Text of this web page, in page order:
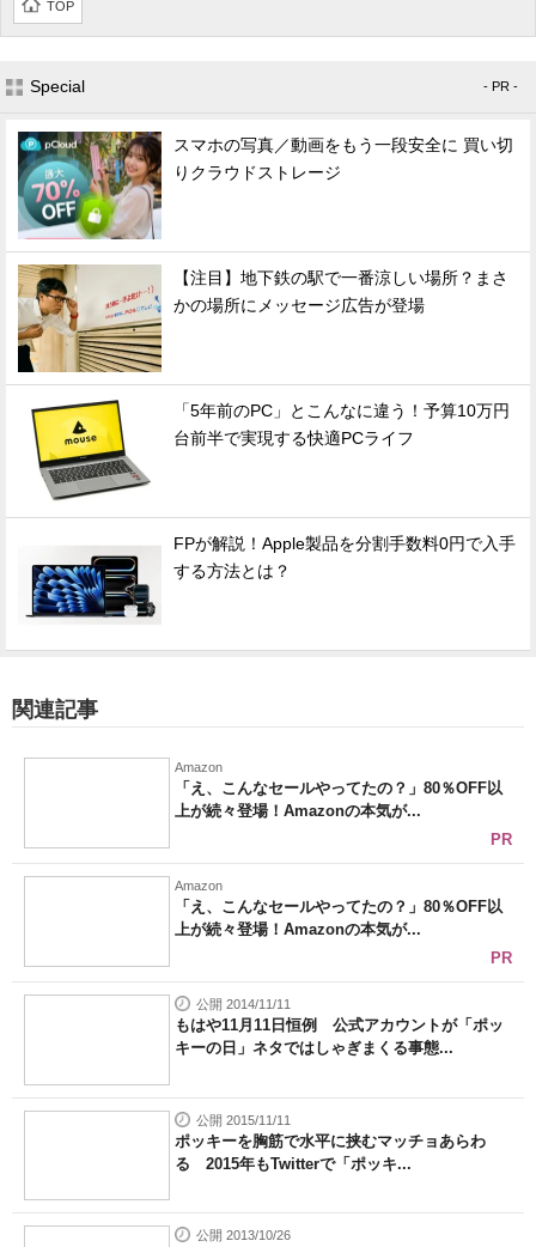
TOP
Special - PR -
スマホの写真／動画をもう一段安全に 買い切
りクラウドストレージ
【注目】地下鉄の駅で一番涼しい場所？まさ
かの場所にメッセージ広告が登場
「5年前のPC」とこんなに違う！予算10万円
台前半で実現する快適PCライフ
FPが解説！Apple製品を分割手数料0円で入手
する方法とは？
関連記事
Amazon
「え、こんなセールやってたの？」80％OFF以
上が続々登場！Amazonの本気が...
PR
Amazon
「え、こんなセールやってたの？」80％OFF以
上が続々登場！Amazonの本気が...
PR
公開 2014/11/11
もはや11月11日恒例 公式アカウントが「ポッ
キーの日」ネタではしゃぎまくる事態...
公開 2015/11/11
ポッキーを胸筋で水平に挟むマッチョあらわ
る 2015年もTwitterで「ポッキ...
公開 2013/10/26